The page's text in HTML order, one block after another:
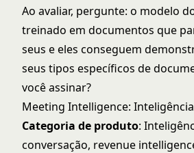
Ao avaliar, pergunte: o modelo
treinado em documentos que
seus e eles conseguem
seus tipos específicos de
você assinar?
Meeting Intelligence:
Categoria de produto:
conversação, revenue